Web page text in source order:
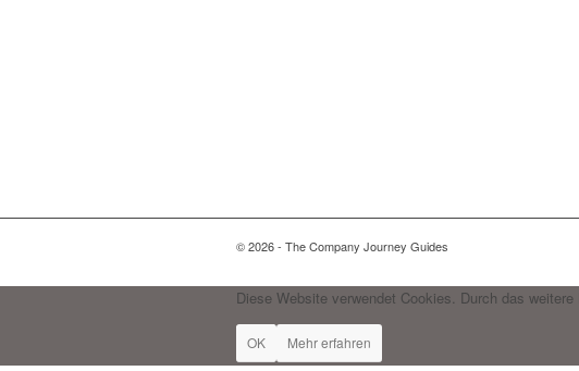
© 2026 - The Company Journey Guides
Diese Website verwendet Cookies. Durch das
OK Mehr erfahren